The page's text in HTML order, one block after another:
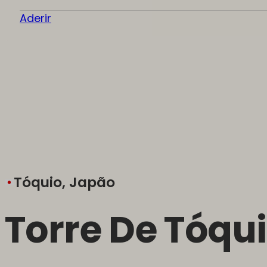
Aderir
Tóquio, Japão
Torre De